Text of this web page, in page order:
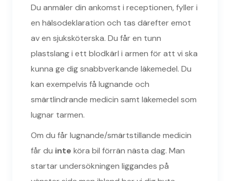
Du anmäler din ankomst i receptionen, fyller i
en hälsodeklaration och tas därefter emot
av en sjuksköterska. Du får en tunn
plastslang i ett blodkärl i armen för att vi ska
kunna ge dig snabbverkande läkemedel. Du
kan exempelvis få lugnande och
smärtlindrande medicin samt läkemedel som
lugnar tarmen.
Om du får lugnande/smärtstillande medicin
får du inte köra bil förrän nästa dag. Man
startar undersökningen liggandes på